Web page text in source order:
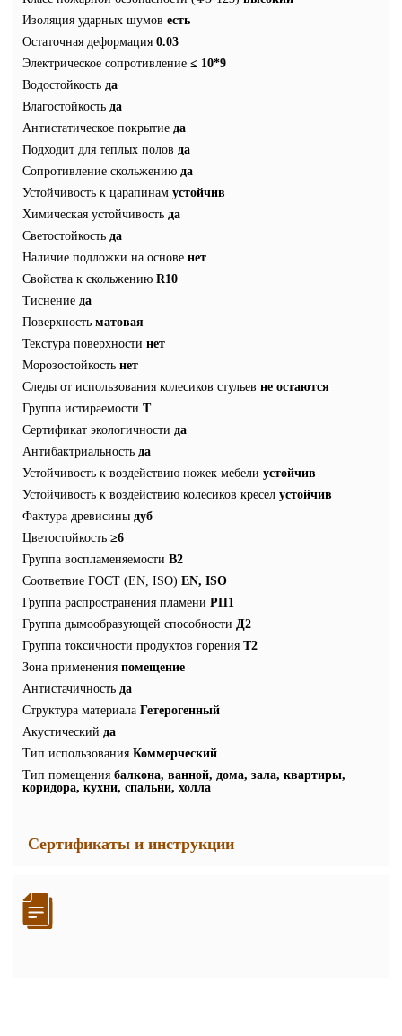
Изоляция ударных шумов есть
Остаточная деформация 0.03
Электрическое сопротивление ≤ 10*9
Водостойкость да
Влагостойкость да
Антистатическое покрытие да
Подходит для теплых полов да
Сопротивление скольжению да
Устойчивость к царапинам устойчив
Химическая устойчивость да
Светостойкость да
Наличие подложки на основе нет
Свойства к скольжению R10
Тиснение да
Поверхность матовая
Текстура поверхности нет
Морозостойкость нет
Следы от использования колесиков стульев не остаются
Группа истираемости T
Сертификат экологичности да
Антибактриальность да
Устойчивость к воздействию ножек мебели устойчив
Устойчивость к воздействию колесиков кресел устойчив
Фактура древисины дуб
Цветостойкость ≥6
Группа воспламеняемости В2
Соответвие ГОСТ (EN, ISO) EN, ISO
Группа распространения пламени РП1
Группа дымообразующей способности Д2
Группа токсичности продуктов горения Т2
Зона применения помещение
Антистачичность да
Структура материала Гетерогенный
Акустический да
Тип использования Коммерческий
Тип помещения балкона, ванной, дома, зала, квартиры,
коридора, кухни, спальни, холла
Сертификаты и инструкции